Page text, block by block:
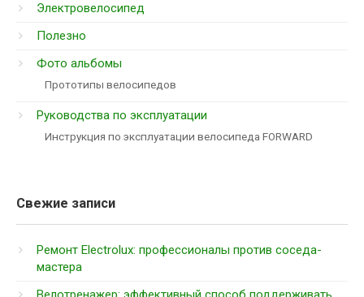
Электровелосипед
Полезно
Фото альбомы
Прототипы велосипедов
Руководства по эксплуатации
Инструкция по эксплуатации велосипеда FORWARD
Свежие записи
Ремонт Electrolux: профессионалы против соседа-
мастера